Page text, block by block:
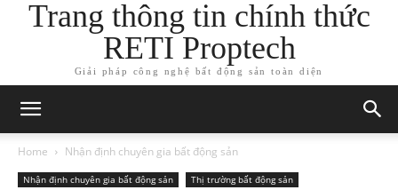
Trang thông tin chính thức
RETI Proptech
Giải pháp công nghệ bất động sản toàn diện
Home Nhận định chuyên gia bất động sản
Nhận định chuyên gia bất động sản Thị trường bất động sản